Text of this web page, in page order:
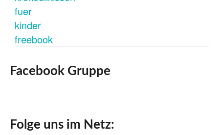
Facebook Gruppe
Folge uns im Netz: